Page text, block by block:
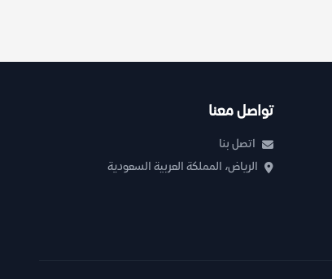
تواصل معنا
اتصل بنا
الرياض، المملكة العربية السعودية